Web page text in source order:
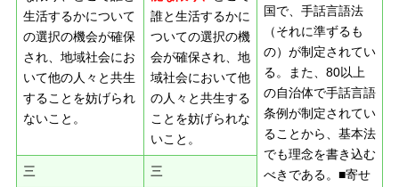
国で、手話言語法
（それに準ずるも
の）が制定されてい
る。また、80以上
の自治体で手話言語
条例が制定されてい
ることから、基本法
でも理念を書き込む
べきである。■寄せ
生活するかについて
の選択の機会が確保
され、地域社会にお
いて他の人々と共生
することを妨げられ
ないこと。
誰と生活するかに
ついての選択の機
会が確保され、地
域社会において他
の人々と共生する
ことを妨げられな
いこと。
三 三